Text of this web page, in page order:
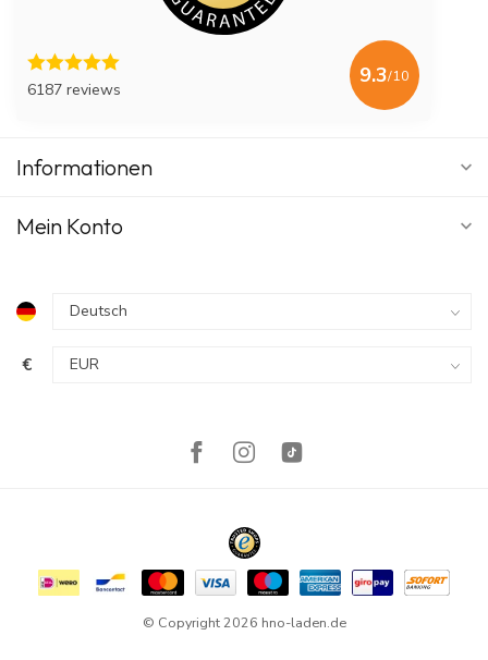
6187 reviews
9.3/10
Informationen
Mein Konto
€
© Copyright 2026 hno-laden.de